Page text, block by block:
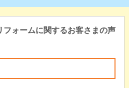
フォームに関するお客さまの声